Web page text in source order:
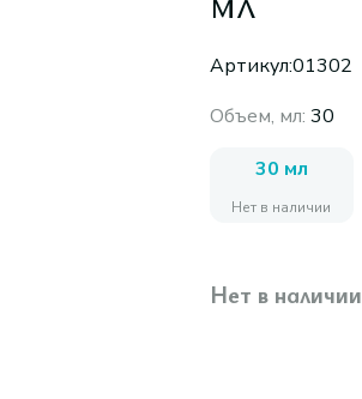
Артикул:01302
Объем, мл: 30
30 мл
Нет в наличии
Нет в наличии